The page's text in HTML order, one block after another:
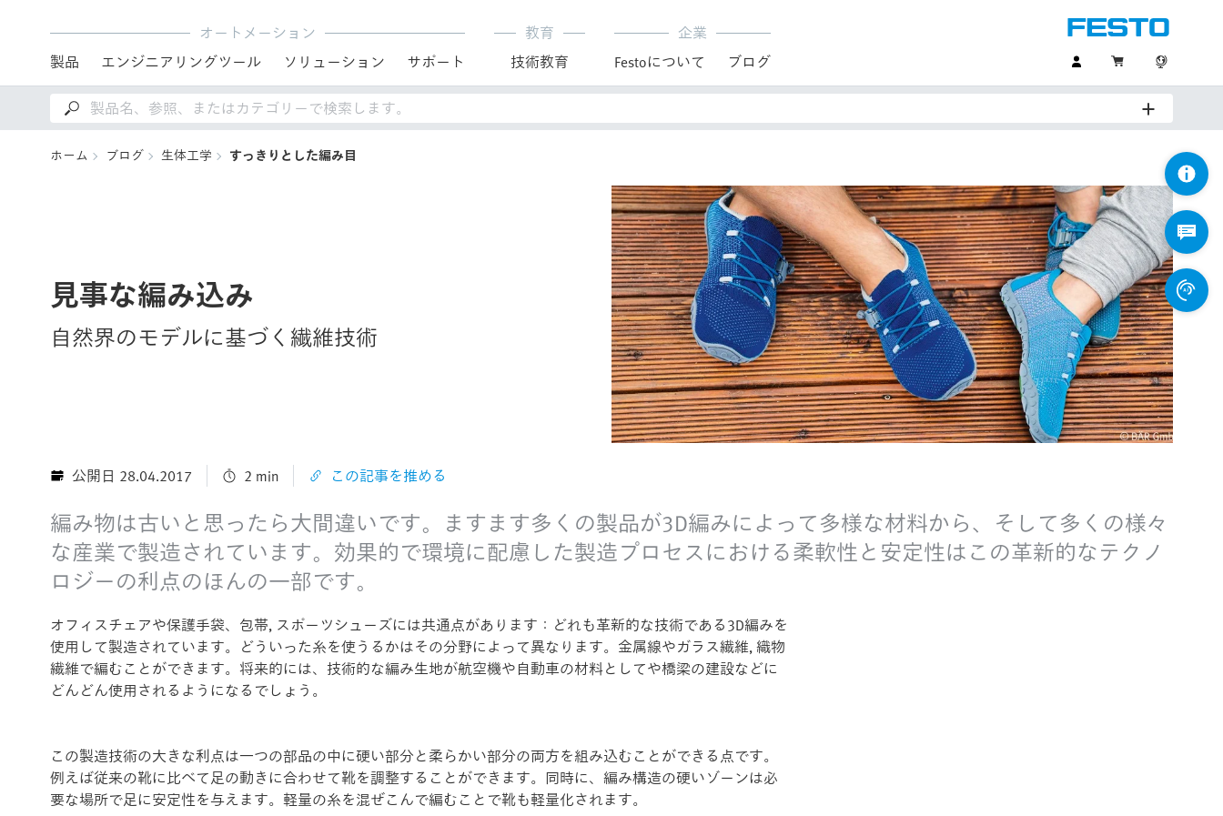
オートメーション
製品
エンジニアリングツール ソリューション サポート
教育
技術教育
企業
Festoについて
ブログ
ホーム ブログ 生体工学 すっきりとした編み目
見事な編み込み
自然界のモデルに基づく繊維技術
公開日 28.04.2017 2 min この記事を推める
編み物は古いと思ったら大間違いです。ますます多くの製品が3D編みによって多様な材料から、そして多くの様々
な産業で製造されています。効果的で環境に配慮した製造プロセスにおける柔軟性と安定性はこの革新的なテクノ
ロジーの利点のほんの一部です。
オフィスチェアや保護手袋、包帯, スポーツシューズには共通点があります：どれも革新的な技術である3D編みを
使用して製造されています。どういった糸を使うるかはその分野によって異なります。金属線やガラス繊維, 織物
繊維で編むことができます。将来的には、技術的な編み生地が航空機や自動車の材料としてや橋梁の建設などに
どんどん使用されるようになるでしょう。
この製造技術の大きな利点は一つの部品の中に硬い部分と柔らかい部分の両方を組み込むことができる点です。
例えば従来の靴に比べて足の動きに合わせて靴を調整することができます。同時に、編み構造の硬いゾーンは必
要な場所で足に安定性を与えます。軽量の糸を混ぜこんで編むことで靴も軽量化されます。